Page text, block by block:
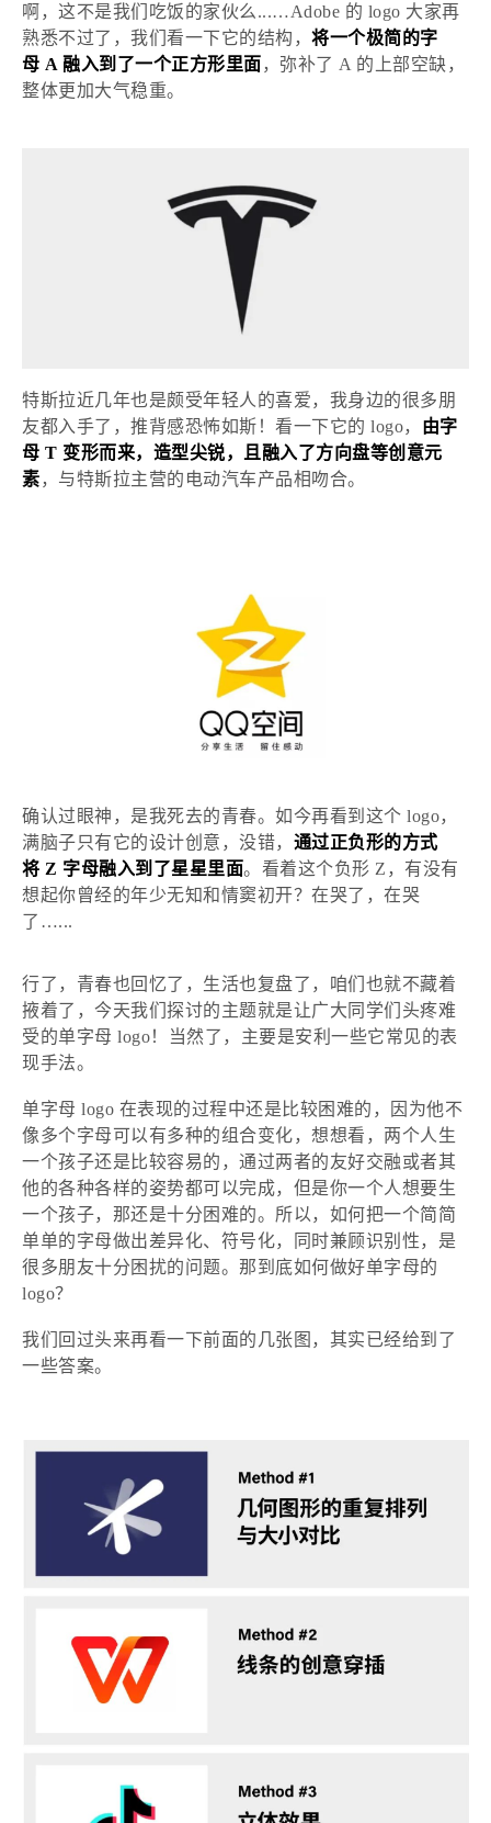
啊，这不是我们吃饭的家伙么...…Adobe 的 logo 大家再
熟悉不过了，我们看一下它的结构， 将一个极简的字
母 A 融入到了一个正方形里面，弥补了 A 的上部空缺，
整体更加大气稳重。
特斯拉近几年也是颇受年轻人的喜爱，我身边的很多朋
友都入手了，推背感恐怖如斯！看一下它的 logo， 由字
母 T 变形而来，造型尖锐，且融入了方向盘等创意元
素，与特斯拉主营的电动汽车产品相吻合。
确认过眼神，是我死去的青春。如今再看到这个 logo，
满脑子只有它的设计创意，没错， 通过正负形的方式
将 Z 字母融入到了星星里面。看着这个负形 Z，有没有
想起你曾经的年少无知和情窦初开？在哭了，在哭
了…...
行了，青春也回忆了，生活也复盘了，咱们也就不藏着
掖着了，今天我们探讨的主题就是让广大同学们头疼难
受的单字母 logo！当然了，主要是安利一些它常见的表
现手法。
单字母 logo 在表现的过程中还是比较困难的，因为他不
像多个字母可以有多种的组合变化，想想看，两个人生
一个孩子还是比较容易的，通过两者的友好交融或者其
他的各种各样的姿势都可以完成，但是你一个人想要生
一个孩子，那还是十分困难的。所以，如何把一个简简
单单的字母做出差异化、符号化，同时兼顾识别性，是
很多朋友十分困扰的问题。那到底如何做好单字母的
logo？
我们回过头来再看一下前面的几张图，其实已经给到了
一些答案。